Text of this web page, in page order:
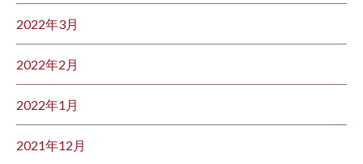
2022年3月
2022年2月
2022年1月
2021年12月